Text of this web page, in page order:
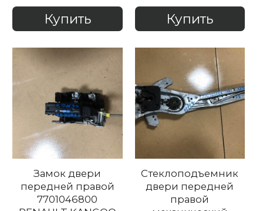
Купить Купить
Замок двери
передней правой
7701046800
Стеклоподъемник
двери передней
правой